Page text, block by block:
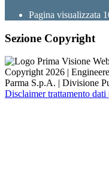
Pagina visualizzata
Sezione Copyright
Copyright 2026 |
Parma S.p.A. | Divisione
Disclaimer trattamento dati